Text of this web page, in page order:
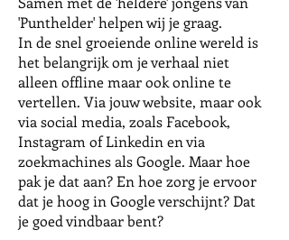
'Punthelder' helpen wij je graag.
In de snel groeiende online wereld is
het belangrijk om je verhaal niet
alleen offline maar ook online te
vertellen. Via jouw website, maar ook
via social media, zoals Facebook,
Instagram of Linkedin en via
zoekmachines als Google. Maar hoe
pak je dat aan? En hoe zorg je ervoor
dat je hoog in Google verschijnt? Dat
je goed vindbaar bent?